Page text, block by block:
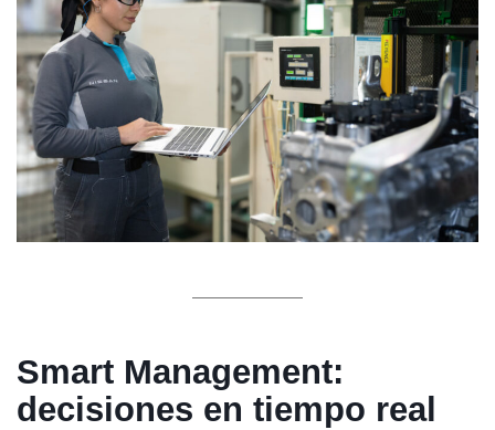
Smart Management:
decisiones en tiempo real